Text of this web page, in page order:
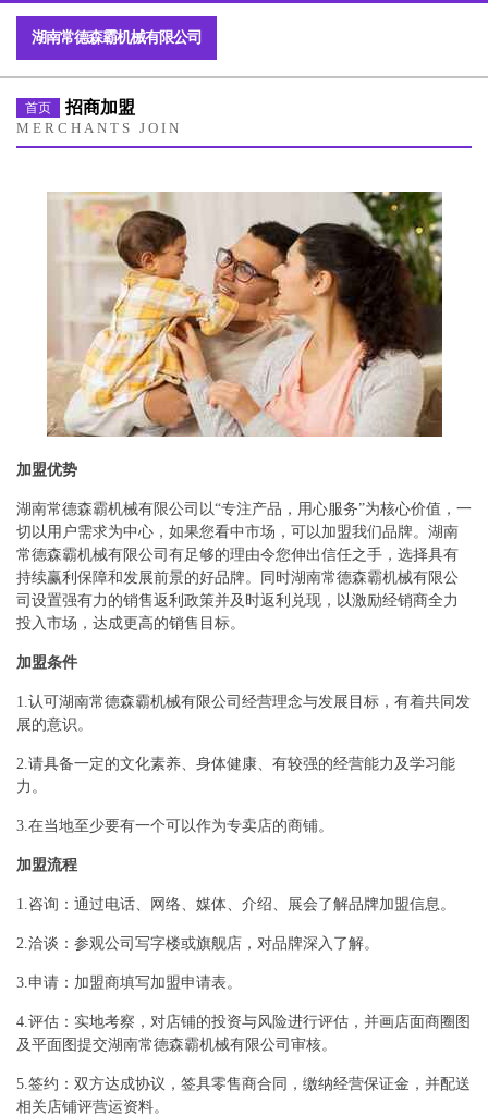
湖南常德森霸机械有限公司
首页 招商加盟
MERCHANTS JOIN
加盟优势
湖南常德森霸机械有限公司以“专注产品，用心服务”为核心价值，一
切以用户需求为中心，如果您看中市场，可以加盟我们品牌。湖南
常德森霸机械有限公司有足够的理由令您伸出信任之手，选择具有
持续赢利保障和发展前景的好品牌。同时湖南常德森霸机械有限公
司设置强有力的销售返利政策并及时返利兑现，以激励经销商全力
投入市场，达成更高的销售目标。
加盟条件
1.认可湖南常德森霸机械有限公司经营理念与发展目标，有着共同发
展的意识。
2.请具备一定的文化素养、身体健康、有较强的经营能力及学习能
力。
3.在当地至少要有一个可以作为专卖店的商铺。
加盟流程
1.咨询：通过电话、网络、媒体、介绍、展会了解品牌加盟信息。
2.洽谈：参观公司写字楼或旗舰店，对品牌深入了解。
3.申请：加盟商填写加盟申请表。
4.评估：实地考察，对店铺的投资与风险进行评估，并画店面商圈图
及平面图提交湖南常德森霸机械有限公司审核。
5.签约：双方达成协议，签具零售商合同，缴纳经营保证金，并配送
相关店铺评营运资料。